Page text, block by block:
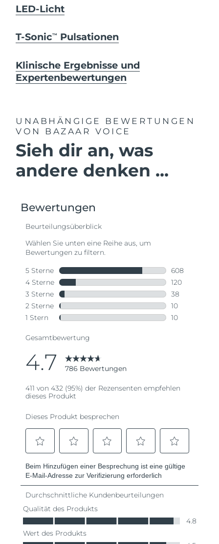
LED-Licht
T-SonicTM Pulsationen
Klinische Ergebnisse und
Expertenbewertungen
UNABHÄNGIGE BEWERTUNGEN
VON BAZAAR VOICE
Sieh dir an, was
andere denken ...